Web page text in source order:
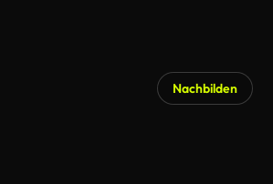
Nachbilden